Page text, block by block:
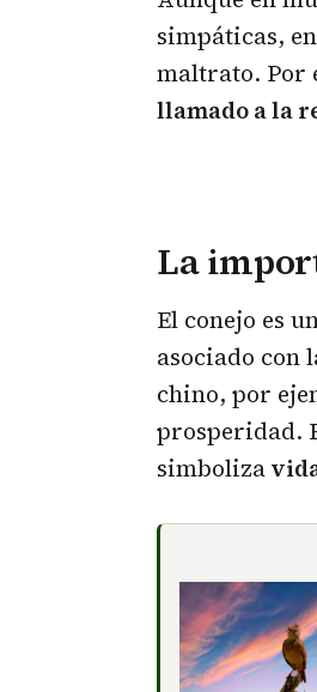
simpáticas,
maltrato. Por
llamado a la
La
El conejo es
asociado con
chino, por
prosperidad.
simboliza